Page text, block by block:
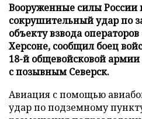
Вооруженные силы России
сокрушительный удар по
объекту взвода
Херсоне, сообщил боец
18-й общевойсковой
с позывным Северск.
Авиация с помощью
удар по подземному